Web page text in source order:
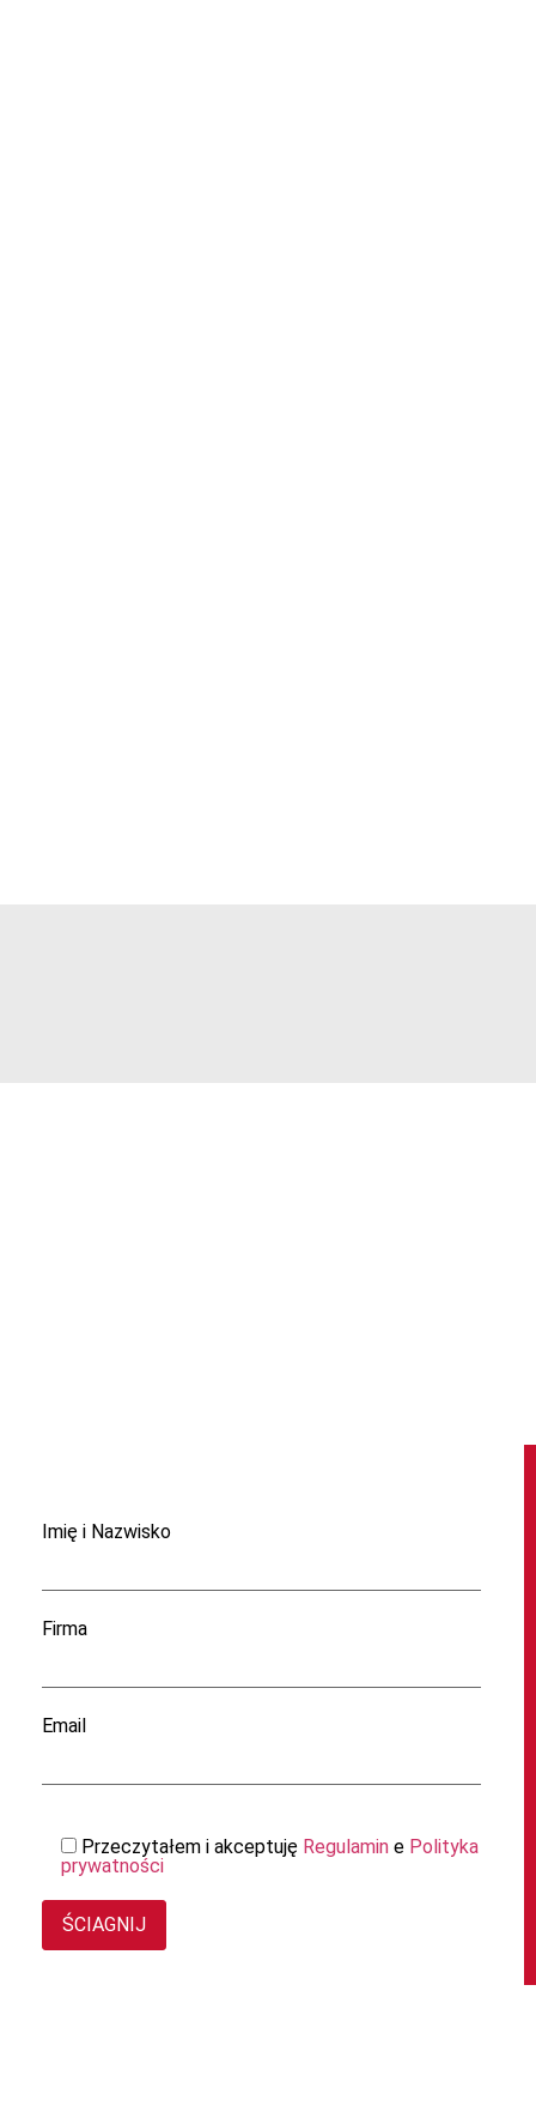
Imię i Nazwisko
Firma
Email
Przeczytałem i akceptuję Regulamin e Polityka
prywatności